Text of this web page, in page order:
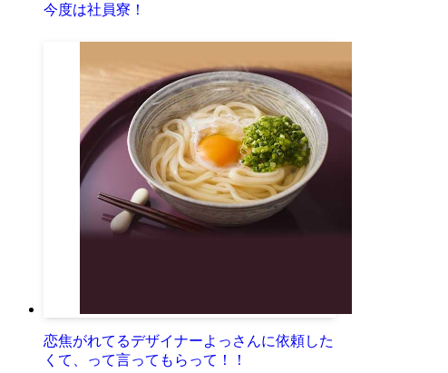
今度は社員寮！
恋焦がれてるデザイナーよっさんに依頼した
くて、って言ってもらって！！